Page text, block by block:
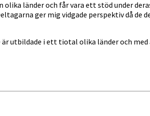
länder och får vara ett stöd under
ger mig vidgade perspektiv då de
utbildade i ett tiotal olika länder och